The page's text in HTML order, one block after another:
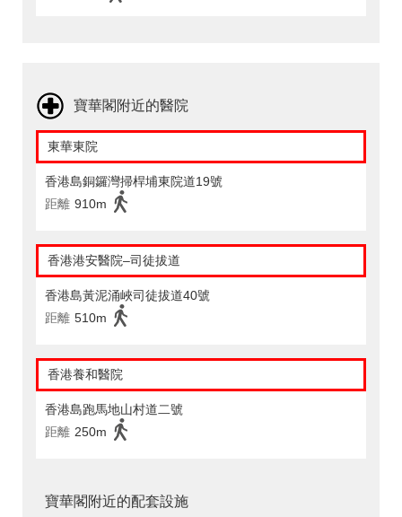
寶華閣附近的醫院
東華東院
香港島銅鑼灣掃桿埔東院道19號
距離 910m
香港港安醫院–司徒拔道
香港島黃泥涌峽司徒拔道40號
距離 510m
香港養和醫院
香港島跑馬地山村道二號
距離 250m
寶華閣附近的配套設施